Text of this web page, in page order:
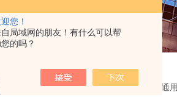
您！
局域网的朋友！有什么可以帮
的吗？
首页>产品中心 通